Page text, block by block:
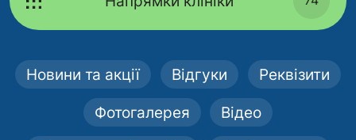
Новини та акції Відгуки Реквізити
Фотогалерея Відео